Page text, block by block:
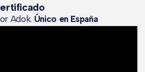
Adok. Único en España